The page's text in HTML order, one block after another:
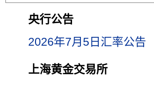
央行公告
2026年7月5日汇率公告
上海黄金交易所